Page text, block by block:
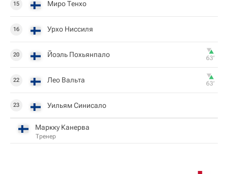
15 Миро Тенхо
16 Урхо Ниссиля
20 Йоэль Похьянпало 63‎’‎
22 Лео Вальта 63‎’‎
23 Уильям Синисало
Маркку Канерва
Тренер